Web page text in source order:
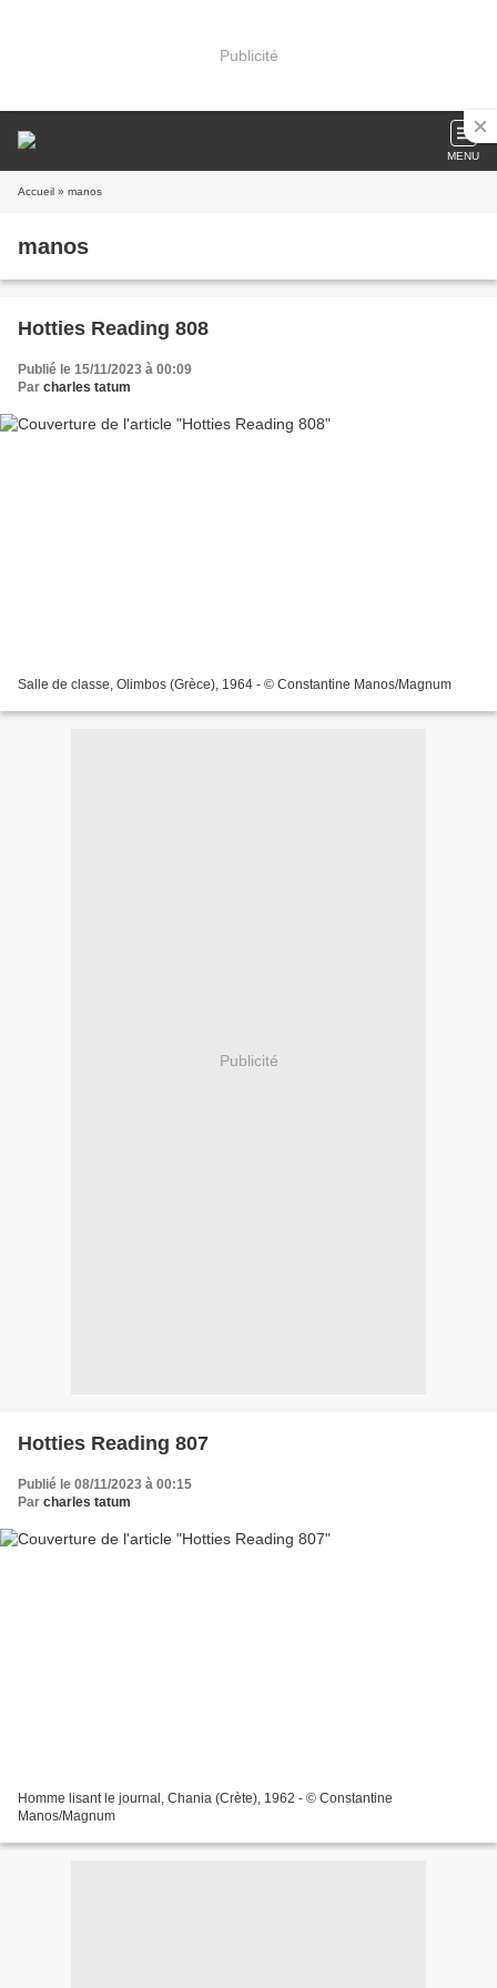
Publicité
MENU
Accueil » manos
manos
Hotties Reading 808
Publié le 15/11/2023 à 00:09
Par charles tatum
Salle de classe, Olimbos (Grèce), 1964 - © Constantine Manos/Magnum
Publicité
Hotties Reading 807
Publié le 08/11/2023 à 00:15
Par charles tatum
Homme lisant le journal, Chania (Crète), 1962 - © Constantine
Manos/Magnum